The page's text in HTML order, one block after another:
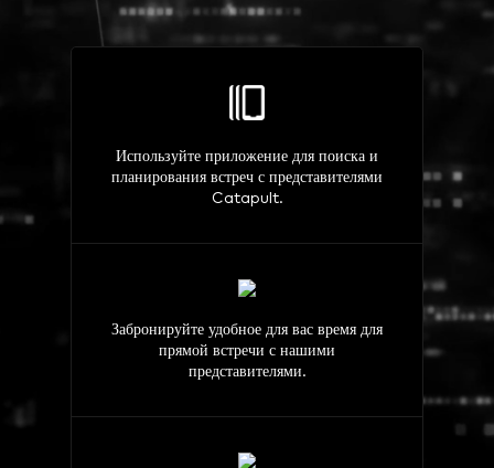
Используйте приложение для поиска и
планирования встреч с представителями
Catapult.
Забронируйте удобное для вас время для
прямой встречи с нашими
представителями.